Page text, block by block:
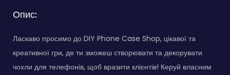
Опис:
Ласкаво просимо до DIY Phone Case Shop, цікавої та
креативної гри, де ти зможеш створювати та декорувати
чохли для телефонів, щоб вразити клієнтів! Керуй власним